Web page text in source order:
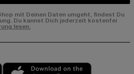
mit Deinen Daten umgeht, findest Du
Du kannst Dich jederzeit kostenfei
lesen.
Play market